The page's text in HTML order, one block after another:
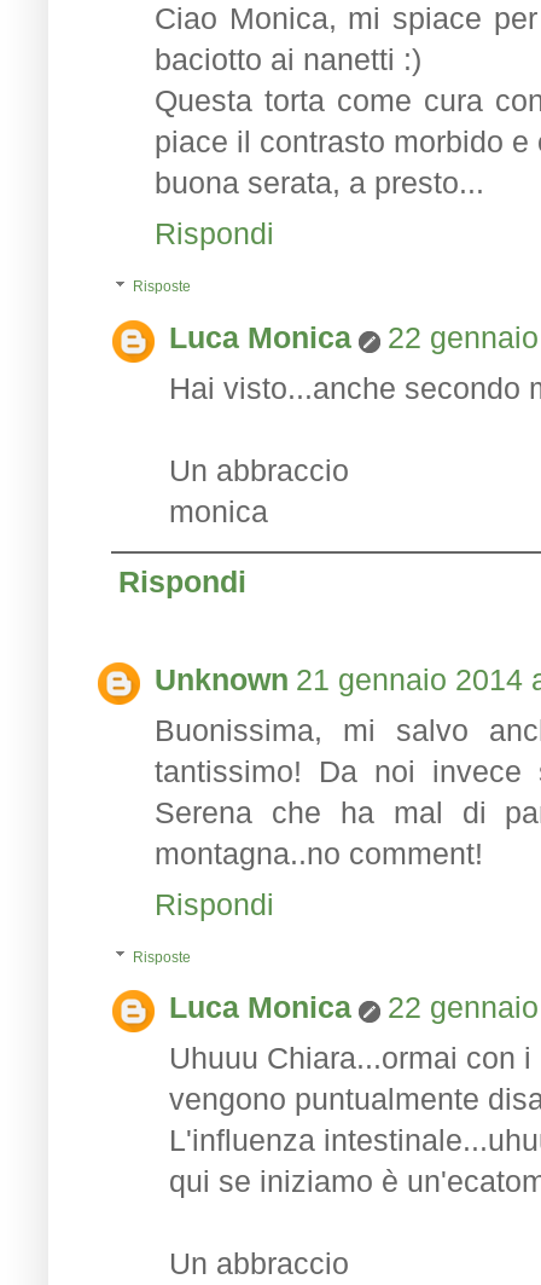
Ciao Monica, mi spiace
baciotto ai nanetti :)
Questa torta come cura
piace il contrasto morbido
buona serata, a presto...
Rispondi
Risposte
Luca Monica
22
Hai visto...anche secondo
Un abbraccio
monica
Rispondi
Unknown 21 gennaio 2014
Buonissima, mi salvo
tantissimo! Da noi
Serena che ha mal di
montagna..no comment!
Rispondi
Risposte
Luca Monica
22
Uhuuu Chiara...ormai con
vengono puntualmente
L'influenza
qui se iniziamo è
Un abbraccio